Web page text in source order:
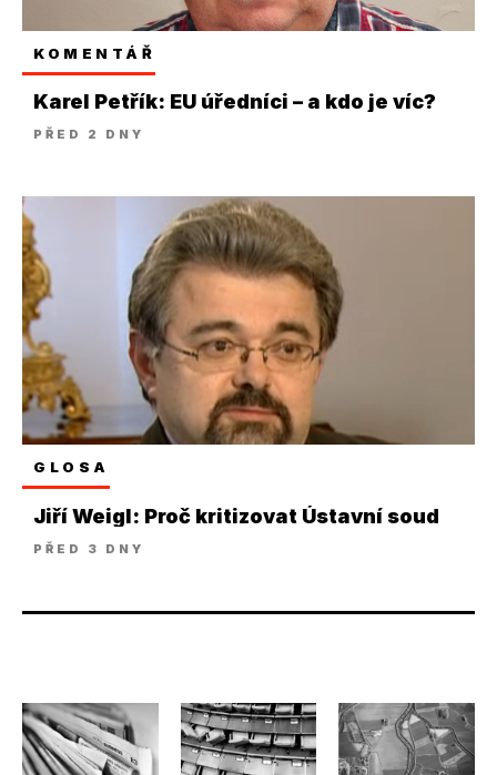
KOMENTÁŘ
Karel Petřík: EU úředníci – a kdo je víc?
PŘED 2 DNY
GLOSA
Jiří Weigl: Proč kritizovat Ústavní soud
PŘED 3 DNY